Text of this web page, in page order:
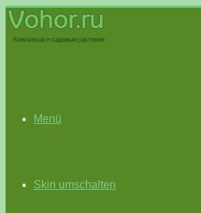
Menü
Skin umschalten